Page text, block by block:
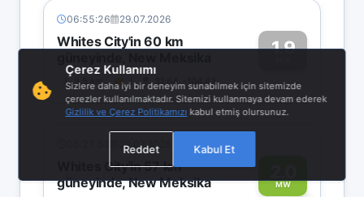
06:55:26 29.07.2026
Whites City'in 60 km
3.5 km I 31.64, -104.43
1.9
1
29.07.2026
Whites City'in 57 km
güneyinde, New Meksika
MW
Çerez Kullanımı
Sizlere daha iyi bir deneyim sunabilmek için sitemizde
çerezler kullanılmaktadır. Sitemizi kullanmaya devam ederek
Gizlilik ve Çerez Politikamızı kabul etmiş olursunuz.
Reddet Kabul Et